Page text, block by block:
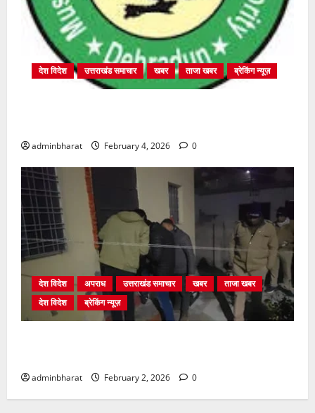
देश विदेश उत्तराखंड समाचार खबर ताजा खबर ब्रेकिंग न्यूज़
adminbharat February 4, 2026 0
देश विदेश अपराध उत्तराखंड समाचार खबर
ताजा खबर
देश विदेश
ब्रेकिंग न्यूज़
adminbharat February 2, 2026 0